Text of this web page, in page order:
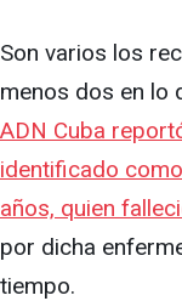
Son varios los
menos dos en lo
ADN Cuba
identificado
años, quien
por dicha
tiempo.